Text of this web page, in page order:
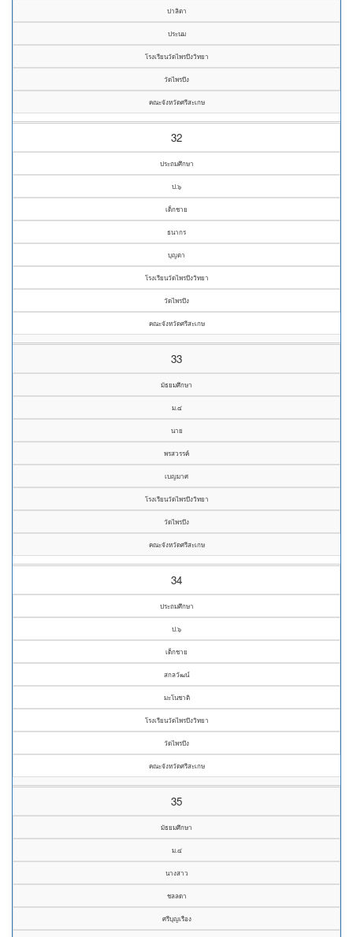
ปาลิตา
ประนม
โรงเรียนวัดไพรบึงวิทยา
วัดไพรบึง
คณะจังหวัดศรีสะเกษ
32
ประถมศึกษา
ป.๖
เด็กชาย
ธนากร
บุญตา
โรงเรียนวัดไพรบึงวิทยา
วัดไพรบึง
คณะจังหวัดศรีสะเกษ
33
มัธยมศึกษา
ม.๔
นาย
พรสวรรค์
เบญมาศ
โรงเรียนวัดไพรบึงวิทยา
วัดไพรบึง
คณะจังหวัดศรีสะเกษ
34
ประถมศึกษา
ป.๖
เด็กชาย
สกลวัฒน์
มะโนชาติ
โรงเรียนวัดไพรบึงวิทยา
วัดไพรบึง
คณะจังหวัดศรีสะเกษ
35
มัธยมศึกษา
ม.๔
นางสาว
ชลลดา
ศรีบุญเรือง